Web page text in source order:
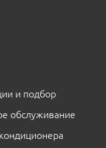
и подбор
обслуживание